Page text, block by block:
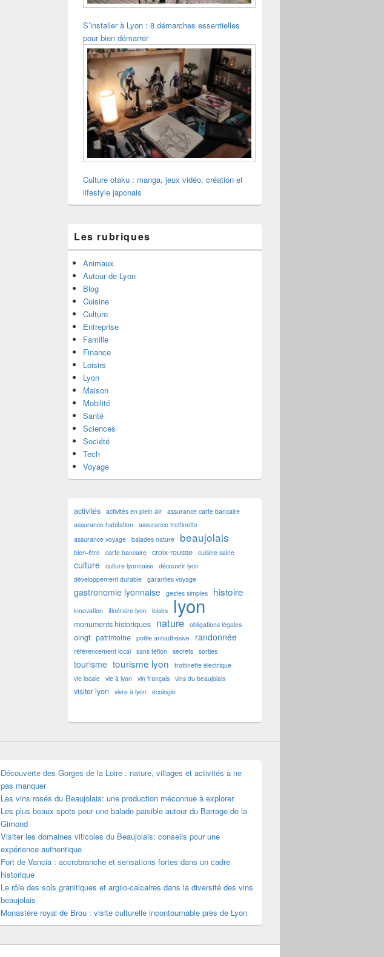
S’installer à Lyon : 8 démarches essentielles
pour bien démarrer
Culture otaku : manga, jeux vidéo, création et
lifestyle japonais
Les rubriques
Animaux
Autour de Lyon
Blog
Cuisine
Culture
Entreprise
Famille
Finance
Loisirs
Lyon
Maison
Mobilité
Santé
Sciences
Société
Tech
Voyage
activités activités en plein air assurance carte bancaire
assurance habitation assurance trottinette
assurance voyage balades nature beaujolais
bien-être carte bancaire croix-rousse cuisine saine
culture culture lyonnaise découvrir lyon
développement durable garanties voyage
gastronomie lyonnaise gestes simples histoire
innovation itinéraire lyon loisirs lyon
monuments historiques nature obligations légales
oingt patrimoine poêle antiadhésive randonnée
référencement local sans téflon secrets sorties
tourisme tourisme lyon
trottinette électrique
vie locale vie à lyon vin français vins du beaujolais
visiter lyon vivre à lyon écologie
Découverte des Gorges de la Loire : nature, villages et activités à ne
pas manquer
Les vins rosés du Beaujolais: une production méconnue à explorer
Les plus beaux spots pour une balade paisible autour du Barrage de la
Gimond
Visiter les domaines viticoles du Beaujolais: conseils pour une
expérience authentique
Fort de Vancia : accrobranche et sensations fortes dans un cadre
historique
Le rôle des sols granitiques et argilo-calcaires dans la diversité des vins
beaujolais
Monastère royal de Brou : visite culturelle incontournable près de Lyon